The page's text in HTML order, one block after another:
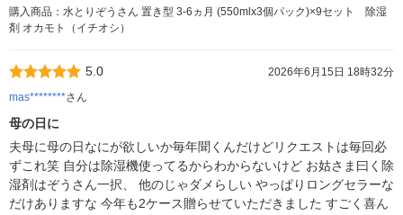
購入商品：水とりぞうさん 置き型 3-6ヵ月 (550mlx3個パック)×9セット 除湿
剤 オカモト（イチオシ）
5.0
2026年6月15日 18時32分
mas********さん
母の日に
夫母に母の日なにが欲しいか毎年聞くんだけどリクエストは毎回必
ずこれ笑 自分は除湿機使ってるからわからないけど お姑さま曰く除
湿剤はぞうさん一択、 他のじゃダメらしい やっぱりロングセラーな
だけありますな 今年も2ケース贈らせていただきました すごく喜ん